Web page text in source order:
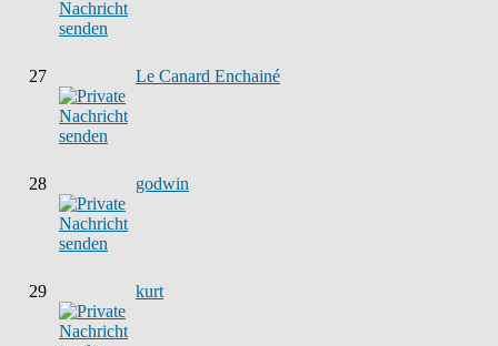
27 Le Canard Enchainé
28 godwin
29 kurt